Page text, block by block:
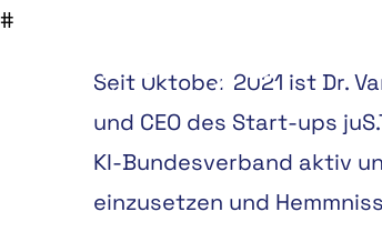
Seit Oktober 2021 ist Dr.
und CEO des Start-ups
KI-Bundesverband aktiv
einzusetzen und